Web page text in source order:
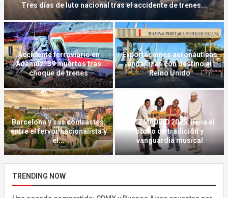
Una agenda compartida: CDMX y Buenos Aires apuestan por el...
Julio Iglesias y Marbella: las
grietas de su paraíso privado
Sistema ferroviario español
en crisis tras una semana
negra
Regularización de extranjeros
en España beneficiará a
500.000 personas
Otro accidente ferroviario en
España deja al menos 1
muerto...
TRENDING NOW